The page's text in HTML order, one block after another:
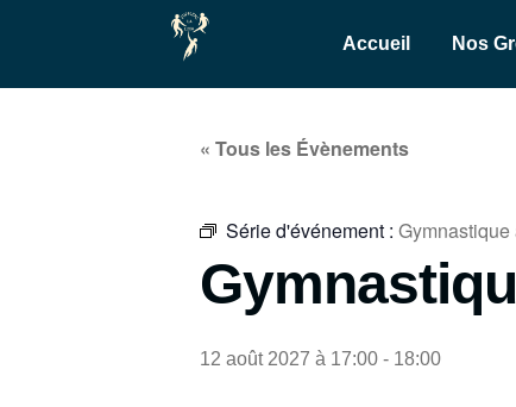
Accueil Nos
« Tous les Évènements
Série d'événement : Gymnastique
12 août 2027 à 17:00 - 18:00